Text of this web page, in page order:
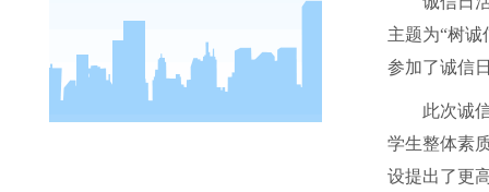
主题为“树诚
参加了诚信
此次诚
学生整体素
设提出了更